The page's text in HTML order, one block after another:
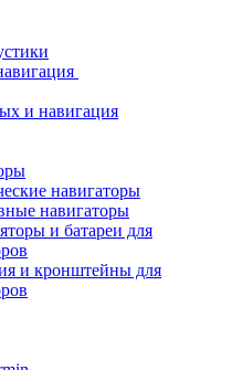
и навигация
навигаторы
навигаторы
и батареи для
и кронштейны для